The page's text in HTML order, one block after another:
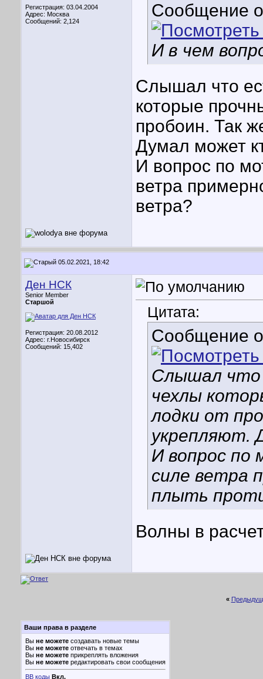
Регистрация: 03.04.2004
Адрес: Москва
Сообщений: 2,124
Сообщение
И в чем
Слышал что
которые
пробоин. Так
Думал может
И вопрос по
ветра
ветра?
05.02.2021, 18:42
Ден НСК
Senior Member
Старшой
Регистрация: 20.08.2012
Адрес: г.Новосибирск
Сообщений: 15,402
Цитата:
Сообщение
Слышал что
чехлы
лодки от
укрепляют.
И вопрос по
силе ветра
плыть
Волны в
«
Ваши права в разделе
Вы не можете создавать новые темы
Вы не можете отвечать в темах
Вы не можете прикреплять вложения
Вы не можете редактировать свои сообщения
BB коды Вкл.